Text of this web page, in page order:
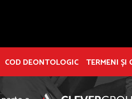
COD DEONTOLOGIC TERMENI ȘI